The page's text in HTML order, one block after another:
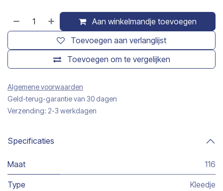
Aan winkelmandje toevoegen
Toevoegen om te vergelijken
Toevoegen aan verlanglijst
Algemene voorwaarden
Geld-terug-garantie van 30 dagen
Verzending: 2-3 werkdagen
Specificaties
Maat 116
Type Kleedje